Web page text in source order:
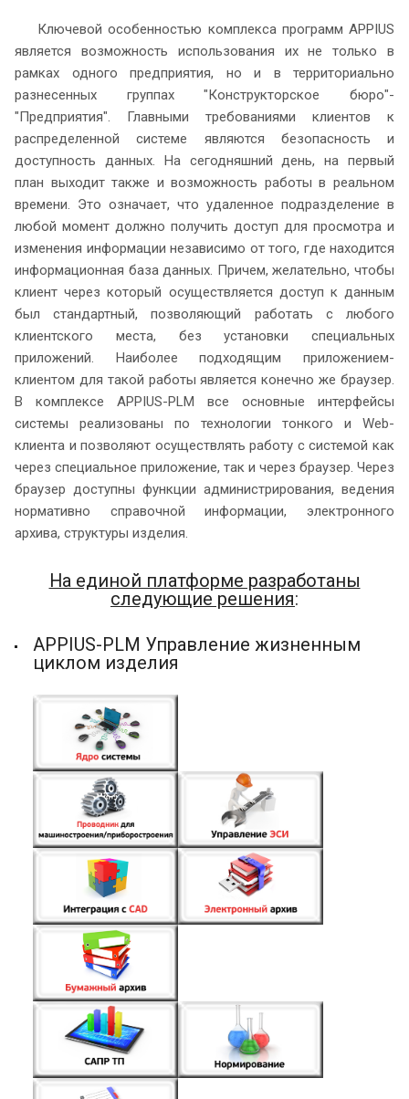
Ключевой особенностью комплекса программ APPIUS
является возможность использования их не только в
рамках одного предприятия, но и в территориально
разнесенных группах "Конструкторское бюро"-
"Предприятия". Главными требованиями клиентов к
распределенной системе являются безопасность и
доступность данных. На сегодняшний день, на первый
план выходит также и возможность работы в реальном
времени. Это означает, что удаленное подразделение в
любой момент должно получить доступ для просмотра и
изменения информации независимо от того, где находится
информационная база данных. Причем, желательно, чтобы
клиент через который осуществляется доступ к данным
был стандартный, позволяющий работать с любого
клиентского места, без установки специальных
приложений. Наиболее подходящим приложением-
клиентом для такой работы является конечно же браузер.
В комплексе APPIUS-PLM все основные интерфейсы
системы реализованы по технологии тонкого и Web-
клиента и позволяют осуществлять работу с системой как
через специальное приложение, так и через браузер. Через
браузер доступны функции администрирования, ведения
нормативно справочной информации, электронного
архива, структуры изделия.
На единой платформе разработаны
следующие решения:
APPIUS-PLM Управление жизненным
циклом изделия